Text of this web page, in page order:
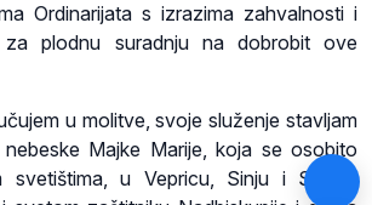
Ordinarijata s izrazima zahvalnosti i
za plodnu suradnju na dobrobit ove
u molitve, svoje služenje stavljam
Majke Marije, koja se osobito
svetištima, u Vepricu, Sinju i Solinu.